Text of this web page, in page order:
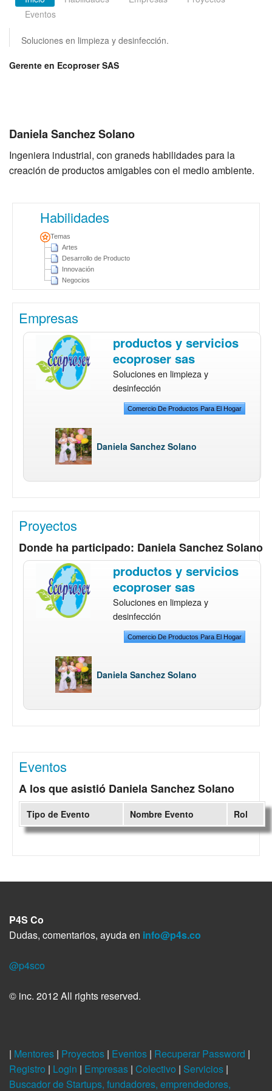
Eventos
Soluciones en limpieza y desinfección.
Gerente en Ecoproser SAS
Daniela Sanchez Solano
Ingeniera industrial, con graneds habilidades para la
creación de productos amigables con el medio ambiente.
Habilidades
Temas
Artes
Desarrollo de Producto
Innovación
Negocios
Empresas
productos y servicios
ecoproser sas
Soluciones en limpieza y
desinfección
Comercio De Productos Para El Hogar
Daniela Sanchez Solano
Proyectos
Donde ha participado: Daniela Sanchez Solano
productos y servicios
ecoproser sas
Soluciones en limpieza y
desinfección
Comercio De Productos Para El Hogar
Daniela Sanchez Solano
Eventos
A los que asistió Daniela Sanchez Solano
Tipo de Evento Nombre Evento Rol
P4S Co
Dudas, comentarios, ayuda en info@p4s.co
@p4sco
© inc. 2012 All rights reserved.
| Mentores | Proyectos | Eventos | Recuperar Password |
Registro | Login | Empresas | Colectivo | Servicios |
Buscador de Startups, fundadores, emprendedores,